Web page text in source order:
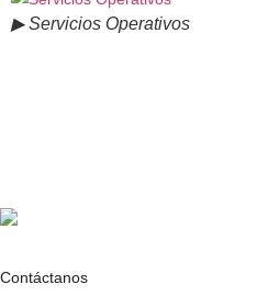
▶ Servicios Operativos
Contáctanos